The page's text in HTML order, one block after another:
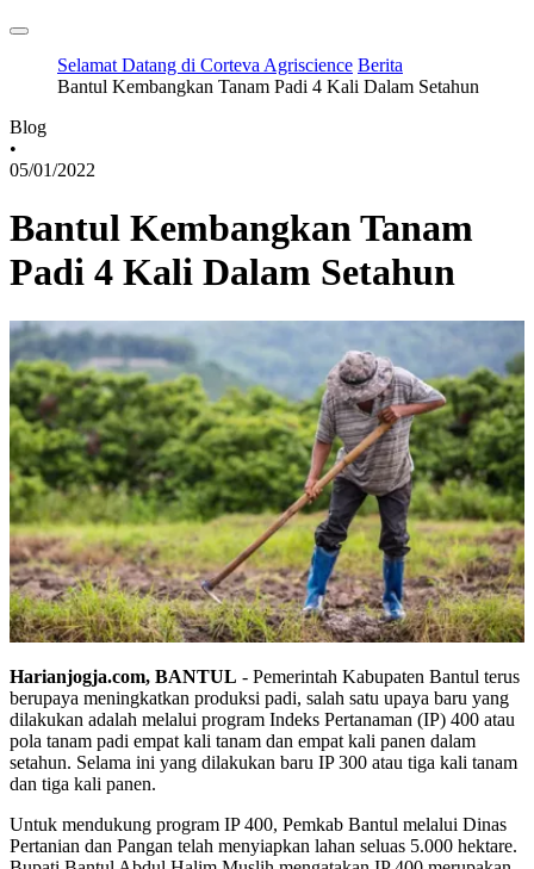
Selamat Datang di Corteva Agriscience Berita
Bantul Kembangkan Tanam Padi 4 Kali Dalam Setahun
Blog
•
05/01/2022
Bantul Kembangkan Tanam
Padi 4 Kali Dalam Setahun
Harianjogja.com, BANTUL - Pemerintah Kabupaten Bantul terus
berupaya meningkatkan produksi padi, salah satu upaya baru yang
dilakukan adalah melalui program Indeks Pertanaman (IP) 400 atau
pola tanam padi empat kali tanam dan empat kali panen dalam
setahun. Selama ini yang dilakukan baru IP 300 atau tiga kali tanam
dan tiga kali panen.
Untuk mendukung program IP 400, Pemkab Bantul melalui Dinas
Pertanian dan Pangan telah menyiapkan lahan seluas 5.000 hektare.